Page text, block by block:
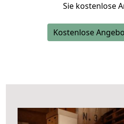
Sie kostenlose
Kostenlose